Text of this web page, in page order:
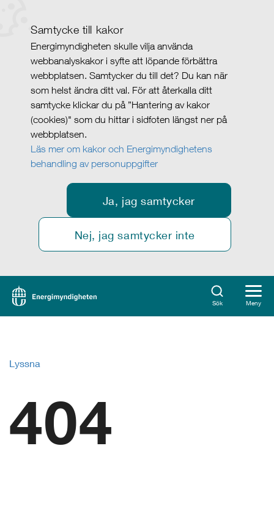
Samtycke till kakor
Energimyndigheten skulle vilja använda
webbanalyskakor i syfte att löpande förbättra
webbplatsen. Samtycker du till det? Du kan när
som helst ändra ditt val. För att återkalla ditt
samtycke klickar du på ”Hantering av kakor
(cookies)" som du hittar i sidfoten längst ner på
webbplatsen.
Läs mer om kakor och Energimyndighetens
behandling av personuppgifter
Ja, jag samtycker
Nej, jag samtycker inte
Sök Meny
Lyssna
404